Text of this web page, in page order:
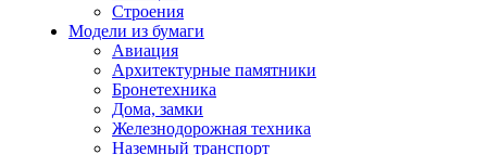
Строения
Модели из бумаги
Авиация
Архитектурные памятники
Бронетехника
Дома, замки
Железнодорожная техника
Наземный транспорт